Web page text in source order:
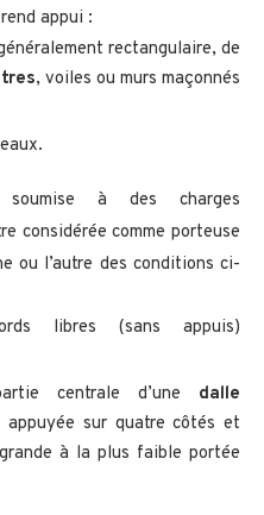
appui :
rectangulaire, de
, voiles ou murs maçonnés
soumise à des charges
considérée comme porteuse
ou l’autre des conditions ci-
libres (sans appuis)
centrale d’une dalle
appuyée sur quatre côtés et
à la plus faible portée